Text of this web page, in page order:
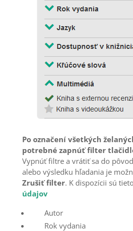
Po označení všetkých
potrebné zapnúť filter
Vypnúť filtre a vrátiť sa do
alebo výsledku hľadania je
Zrušiť filter. K dispozícii sú
údajov
Autor
Rok vydania